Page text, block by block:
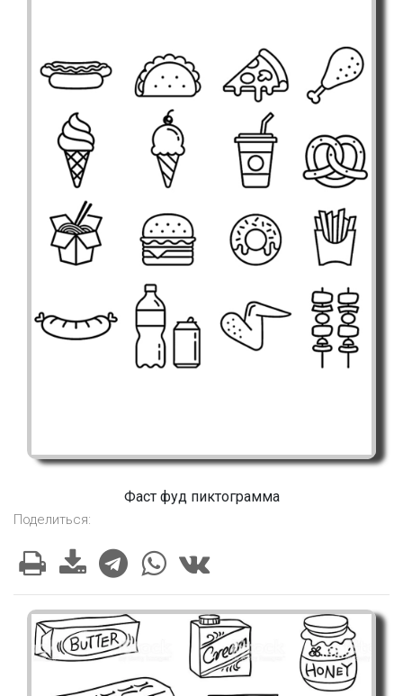
Фаст фуд пиктограмма
Поделиться: